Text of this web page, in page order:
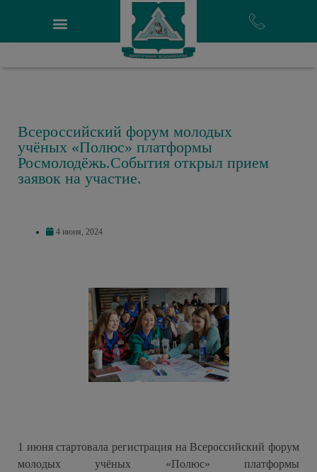
Всероссийский форум молодых
учёных «Полюс» платформы
Росмолодёжь.События открыл прием
заявок на участие.
4 июня, 2024
1 июня стартовала регистрация на Всероссийский форум
молодых учёных «Полюс» платформы